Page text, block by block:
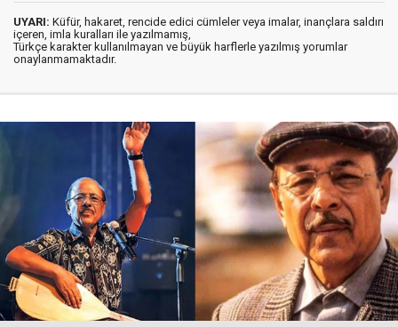
UYARI: Küfür, hakaret, rencide edici cümleler veya imalar, inançlara saldırı
içeren, imla kuralları ile yazılmamış,
Türkçe karakter kullanılmayan ve büyük harflerle yazılmış yorumlar
onaylanmamaktadır.